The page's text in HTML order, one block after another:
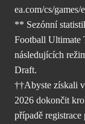
ea.com/cs/
** Sezónní
Football Ultimate
následujících
Draft.
††Abyste získali
2026 dokončit
případě